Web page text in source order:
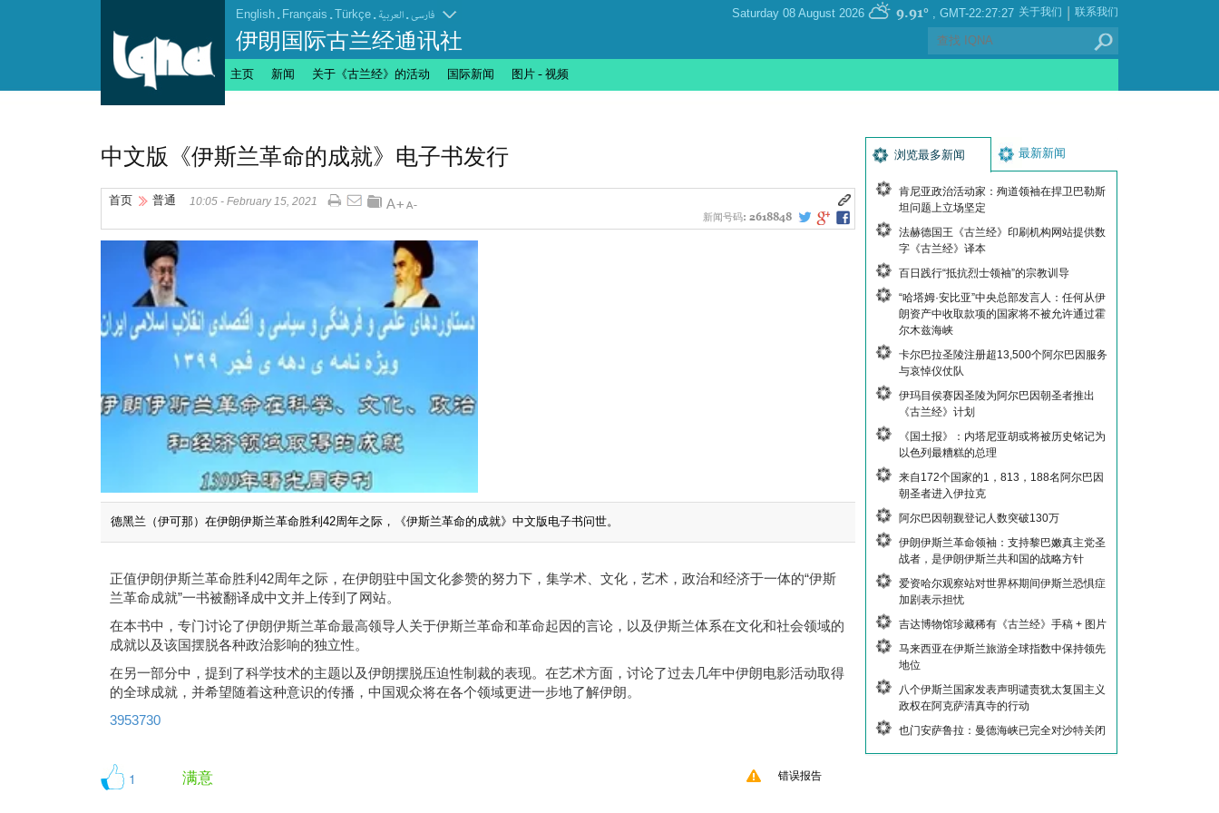
English . Français . Türkçe . العربیة.فارسی
伊朗国际古兰经通讯社
GMT-22:27:27
, Saturday 08 August 2026
9.91° 联系我们
|
关于我们
主页 新闻 关于《古兰经》的活动 国际新闻 图片 - 视频
中文版《伊斯兰革命的成就》电子书发行
首页 普通
10:05 - February 15, 2021
新闻号码: 2618848
德黑兰（伊可那）在伊朗伊斯兰革命胜利42周年之际，《伊斯兰革命的成就》中文版电子书问世。
正值伊朗伊斯兰革命胜利42周年之际，在伊朗驻中国文化参赞的努力下，集学术、文化，艺术，政治和经济于一体的“伊斯
兰革命成就”一书被翻译成中文并上传到了网站。
在本书中，专门讨论了伊朗伊斯兰革命最高领导人关于伊斯兰革命和革命起因的言论，以及伊斯兰体系在文化和社会领域的
成就以及该国摆脱各种政治影响的独立性。
在另一部分中，提到了科学技术的主题以及伊朗摆脱压迫性制裁的表现。在艺术方面，讨论了过去几年中伊朗电影活动取得
的全球成就，并希望随着这种意识的传播，中国观众将在各个领域更进一步地了解伊朗。
3953730
1 满意 错误报告
浏览最多新闻 最新新闻
肯尼亚政治活动家：殉道领袖在捍卫巴勒斯
坦问题上立场坚定
法赫德国王《古兰经》印刷机构网站提供数
字《古兰经》译本
百日践行“抵抗烈士领袖”的宗教训导
“哈塔姆·安比亚”中央总部发言人：任何从伊
朗资产中收取款项的国家将不被允许通过霍
尔木兹海峡
卡尔巴拉圣陵注册超13,500个阿尔巴因服务
与哀悼仪仗队
伊玛目侯赛因圣陵为阿尔巴因朝圣者推出
《古兰经》计划
《国土报》：内塔尼亚胡或将被历史铭记为
以色列最糟糕的总理
来自172个国家的1，813，188名阿尔巴因
朝圣者进入伊拉克
阿尔巴因朝觐登记人数突破130万
伊朗伊斯兰革命领袖：支持黎巴嫩真主党圣
战者，是伊朗伊斯兰共和国的战略方针
爱资哈尔观察站对世界杯期间伊斯兰恐惧症
加剧表示担忧
吉达博物馆珍藏稀有《古兰经》手稿 + 图片
马来西亚在伊斯兰旅游全球指数中保持领先
地位
八个伊斯兰国家发表声明谴责犹太复国主义
政权在阿克萨清真寺的行动
也门安萨鲁拉：曼德海峡已完全对沙特关闭